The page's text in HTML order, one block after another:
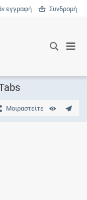
εγγραφή Συνδρομή
Μοιραστείτε